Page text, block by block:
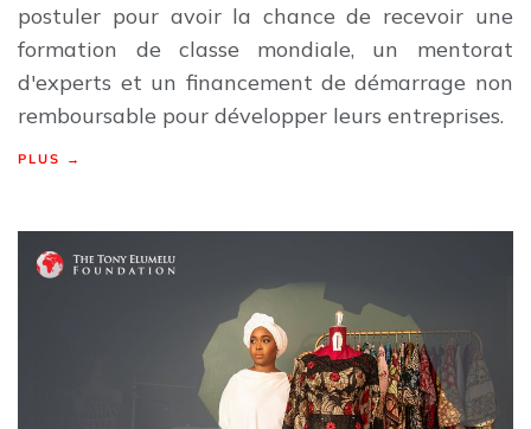
postuler pour avoir la chance de recevoir une
formation de classe mondiale, un mentorat
d'experts et un financement de démarrage non
remboursable pour développer leurs entreprises.
PLUS →